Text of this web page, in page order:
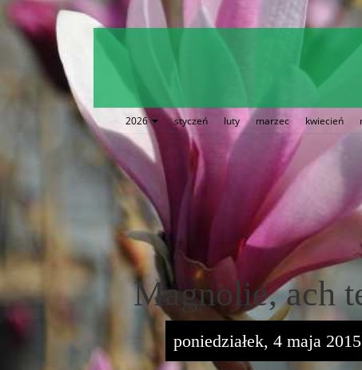
2026 styczeń luty marzec kwiecień
Magnolie, ach
poniedziałek, 4 maja 2015